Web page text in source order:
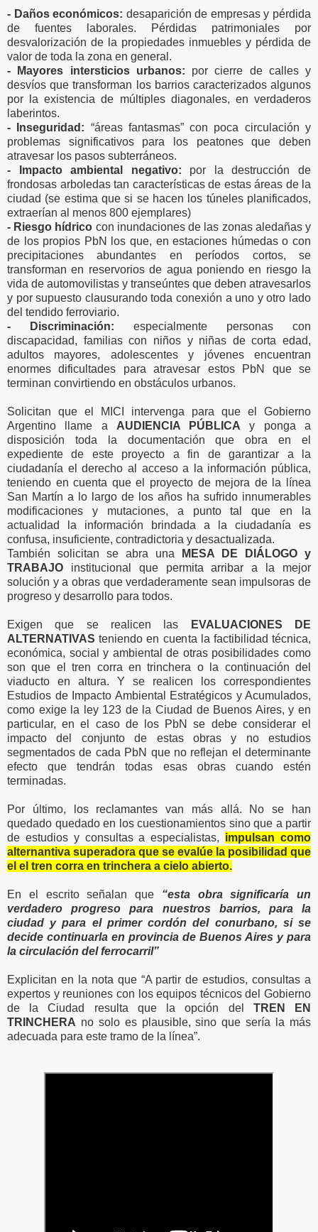
- Daños económicos: desaparición de empresas y pérdida
de fuentes laborales. Pérdidas patrimoniales por
desvalorización de la propiedades inmuebles y pérdida de
valor de toda la zona en general.
- Mayores intersticios urbanos: por cierre de calles y
desvíos que transforman los barrios caracterizados algunos
por la existencia de múltiples diagonales, en verdaderos
laberintos.
- Inseguridad: “áreas fantasmas” con poca circulación y
problemas significativos para los peatones que deben
atravesar los pasos subterráneos.
- Impacto ambiental negativo: por la destrucción de
frondosas arboledas tan características de estas áreas de la
ciudad (se estima que si se hacen los túneles planificados,
extraerían al menos 800 ejemplares)
- Riesgo hídrico con inundaciones de las zonas aledañas y
de los propios PbN los que, en estaciones húmedas o con
precipitaciones abundantes en períodos cortos, se
transforman en reservorios de agua poniendo en riesgo la
vida de automovilistas y transeúntes que deben atravesarlos
y por supuesto clausurando toda conexión a uno y otro lado
del tendido ferroviario.
- Discriminación: especialmente personas con
discapacidad, familias con niños y niñas de corta edad,
adultos mayores, adolescentes y jóvenes encuentran
enormes dificultades para atravesar estos PbN que se
terminan convirtiendo en obstáculos urbanos.
Solicitan que el MICI intervenga para que el Gobierno
Argentino llame a AUDIENCIA PÚBLICA y ponga a
disposición toda la documentación que obra en el
expediente de este proyecto a fin de garantizar a la
ciudadanía el derecho al acceso a la información pública,
teniendo en cuenta que el proyecto de mejora de la línea
San Martín a lo largo de los años ha sufrido innumerables
modificaciones y mutaciones, a punto tal que en la
actualidad la información brindada a la ciudadanía es
confusa, insuficiente, contradictoria y desactualizada.
También solicitan se abra una
MESA DE DIÁLOGO y
TRABAJO institucional que permita arribar a la mejor
solución y a obras que verdaderamente sean impulsoras de
progreso y desarrollo para todos.
Exigen que se realicen las
EVALUACIONES DE
ALTERNATIVAS teniendo en cuenta la factibilidad técnica,
económica, social y ambiental de otras posibilidades como
son que el tren corra en trinchera o la continuación del
viaducto en altura. Y se realicen los correspondientes
Estudios de Impacto Ambiental Estratégicos y Acumulados,
como exige la ley 123 de la Ciudad de Buenos Aires, y en
particular, en el caso de los PbN se debe considerar el
impacto del conjunto de estas obras y no estudios
segmentados de cada PbN que no reflejan el determinante
efecto que tendrán todas esas obras cuando estén
terminadas.
Por último, los reclamantes van más allá. No se han
quedado quedado en los cuestionamientos sino que a partir
de estudios y consultas a especialistas, impulsan como
alternantiva superadora que se evalúe la posibilidad que
el el tren corra en trinchera a cielo abierto.
En el escrito señalan que “esta obra significaría un
verdadero progreso para nuestros barrios, para la
ciudad y para el primer cordón del conurbano, si se
decide continuarla en provincia de Buenos Aires y para
la circulación del ferrocarril”
Explicitan en la nota que “A partir de estudios, consultas a
expertos y reuniones con los equipos técnicos del Gobierno
de la Ciudad resulta que la opción del
TREN EN
TRINCHERA no solo es plausible, sino que sería la más
adecuada para este tramo de la línea”.